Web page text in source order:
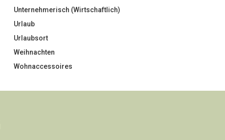
Unternehmerisch (Wirtschaftlich)
Urlaub
Urlaubsort
Weihnachten
Wohnaccessoires